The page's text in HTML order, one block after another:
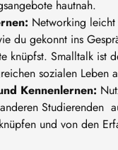
hautnah.
Networking
du gekonnt ins
knüpfst. Smalltalk ist
sozialen Leben
Kennenlernen:
Studierenden
und von den